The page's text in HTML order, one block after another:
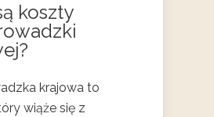
koszty
krajowa to
wiąże się z